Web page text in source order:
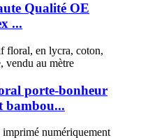
Qualité OE
...
porte-bonheur
bambou...